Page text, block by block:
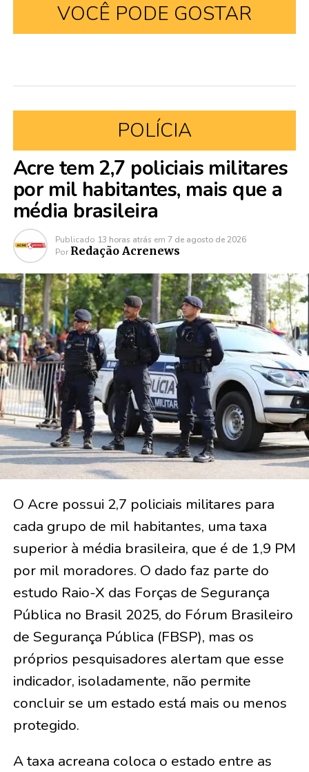
VOCÊ PODE GOSTAR
POLÍCIA
Acre tem 2,7 policiais militares
por mil habitantes, mais que a
média brasileira
Publicado 13 horas atrás em 7 de agosto de 2026
Por Redação Acrenews
O Acre possui 2,7 policiais militares para
cada grupo de mil habitantes, uma taxa
superior à média brasileira, que é de 1,9 PM
por mil moradores. O dado faz parte do
estudo Raio-X das Forças de Segurança
Pública no Brasil 2025, do Fórum Brasileiro
de Segurança Pública (FBSP), mas os
próprios pesquisadores alertam que esse
indicador, isoladamente, não permite
concluir se um estado está mais ou menos
protegido.
A taxa acreana coloca o estado entre as